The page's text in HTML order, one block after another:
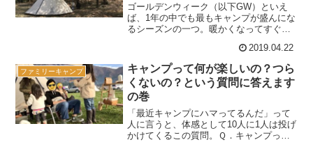
ゴールデンウィーク（以下GW）といえ
ば、1年の中でも最もキャンプが盛んにな
るシーズンの一つ。暖かくなってすぐの
て人も多いんじゃないかな。実際、GWの
キャンプ場といえばファミキャンを楽し
む人でいっぱいなん...
2019.04.22
ファミリーキャンプ
キャンプって何が楽しいの？つら
くないの？という質問に答えます
の巻
「最近キャンプにハマってるんだ」って
人に言うと、体感として10人に1人は投げ
かけてくるこの質問。Ｑ．キャンプって